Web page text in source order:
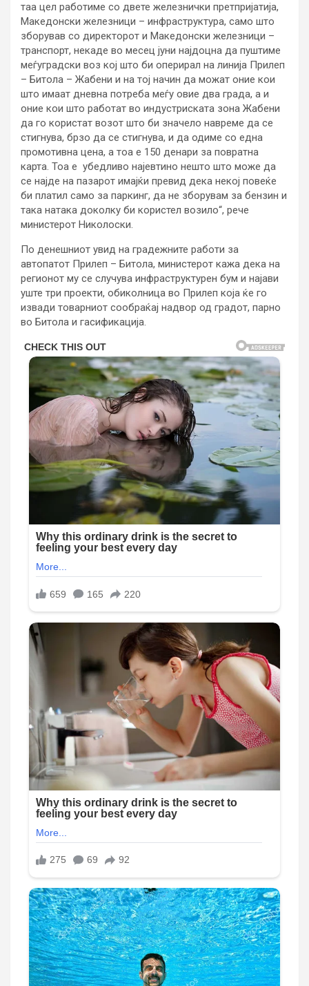
таа цел работиме со двете железнички претпријатија,
Македонски железници – инфраструктура, само што
зборував со директорот и Македонски железници –
транспорт, некаде во месец јуни најдоцна да пуштиме
меѓуградски воз кој што би оперирал на линија Прилеп
– Битола – Жабени и на тој начин да можат оние кои
што имаат дневна потреба меѓу овие два града, а и
оние кои што работат во индустриската зона Жабени
да го користат возот што би значело навреме да се
стигнува, брзо да се стигнува, и да одиме со една
промотивна цена, а тоа е 150 денари за повратна
карта. Тоа е убедливо најевтино нешто што може да
се најде на пазарот имајќи превид дека некој повеќе
би платил само за паркинг, да не зборувам за бензин и
така натака доколку би користел возило“, рече
министерот Николоски.
По денешниот увид на градежните работи за
автопатот Прилеп – Битола, министерот кажа дека на
регионот му се случува инфраструктурен бум и најави
уште три проекти, обиколница во Прилеп која ќе го
извади товарниот сообраќај надвор од градот, парно
во Битола и гасификација.